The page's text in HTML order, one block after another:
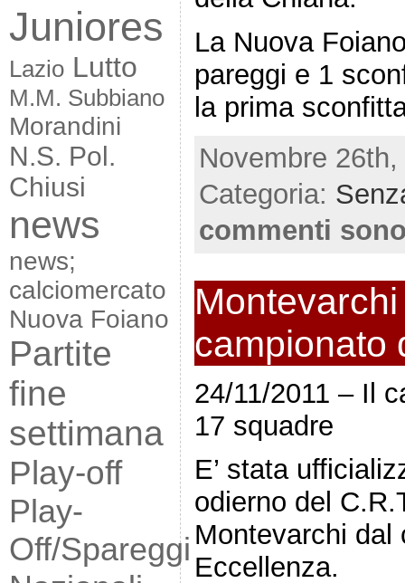
Juniores
Lazio Lutto
M.M. Subbiano
Morandini
N.S. Pol.
Chiusi
news
news;
calciomercato
Nuova Foiano
Partite
fine
settimana
Play-off
Play-
Off/Spareggi
La Nuova
pareggi e 1
la prima
Novembre
Categoria:
commenti
campionato
24/11/2011 – Il
17 squadre
E’ stata
odierno del
Montevarchi dal
Eccellenza.